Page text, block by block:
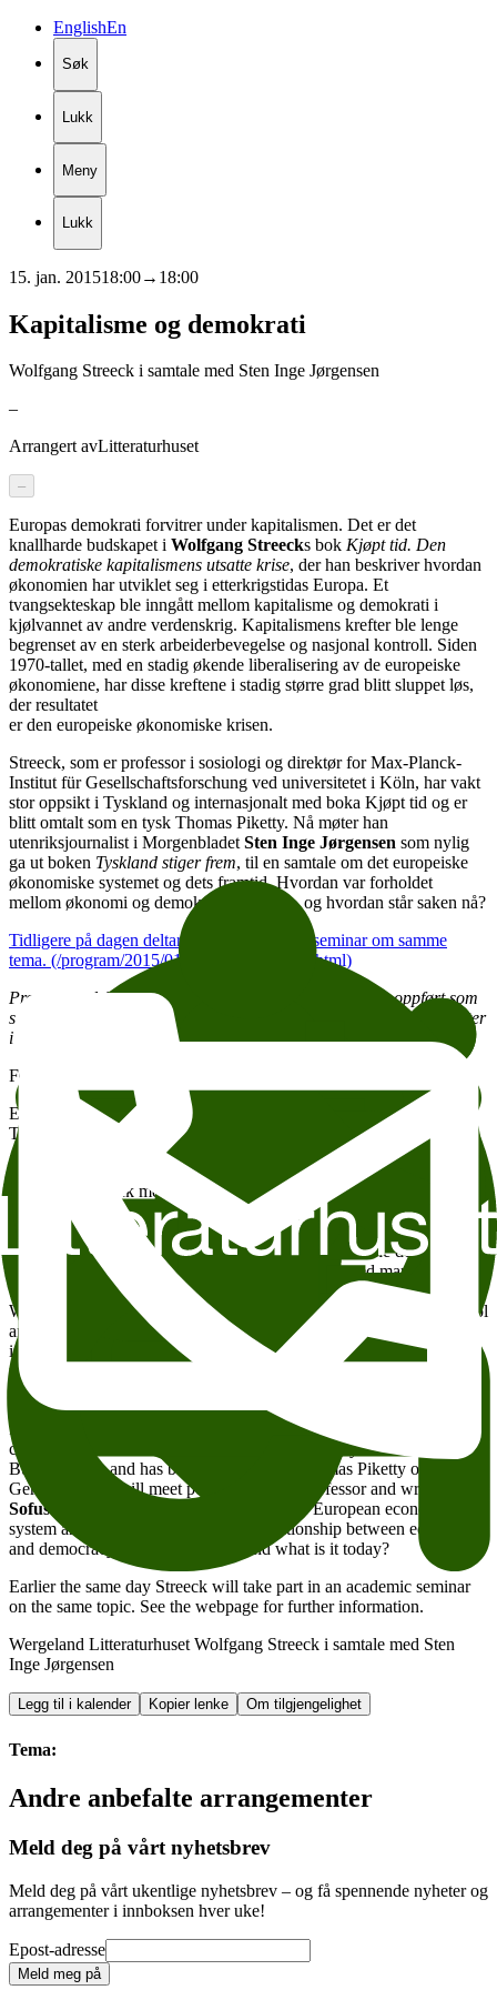
EnglishEn
Søk
Lukk
Meny
Lukk
15. jan. 201518:00→ 18:00
Kapitalisme og demokrati
Wolfgang Streeck i samtale med Sten Inge Jørgensen
–
Arrangert avLitteraturhuset
–
Europas demokrati forvitrer under kapitalismen. Det er det
knallharde budskapet i Wolfgang Streecks bok Kjøpt tid. Den
demokratiske kapitalismens utsatte krise, der han beskriver hvordan
økonomien har utviklet seg i etterkrigstidas Europa. Et
tvangsekteskap ble inngått mellom kapitalisme og demokrati i
kjølvannet av andre verdenskrig. Kapitalismens krefter ble lenge
begrenset av en sterk arbeiderbevegelse og nasjonal kontroll. Siden
1970-tallet, med en stadig økende liberalisering av de europeiske
økonomiene, har disse kreftene i stadig større grad blitt sluppet løs,
der resultatet
er den europeiske økonomiske krisen.
Streeck, som er professor i sosiologi og direktør for Max-Planck-
Institut für Gesellschaftsforschung ved universitetet i Köln, har vakt
stor oppsikt i Tyskland og internasjonalt med boka Kjøpt tid og er
blitt omtalt som en tysk Thomas Piketty. Nå møter han
utenriksjournalist i MorgenbladetSten Inge Jørgensen som nylig
ga ut boken Tyskland stiger frem, til en samtale om det europeiske
økonomiske systemet og dets framtid. Hvordan var forholdet
mellom økonomi og demokrati før krisen, og hvordan står saken nå?
Tidligere på dagen deltar Streeck i et faglig seminar om samme
tema. (/program/2015/01/consolidationstate.html)
Programendring 12.01.15: Bent Sofus Tranøy som sto oppført som
samtaleleder i programmet måtte dessverre avlyse, og Streeck møter
i stedet Sten Inge Jørgensen til samtale.
FOTO: Declan Browne, Irland
ENGLISH VERSION
Thursday January 15th 6 PM • Wergeland
Capitalism and Democracy
Wolfgang Streeck meets Bent Sofus Tranøy
Europe’s democracies are crumbling under capitalism. That is the
powerful message in
Wolfgang Streeck’s book
Buying Time: The
Delayed Crisis of Democratic Capitalism , in which he describes the
economic development in post-war Europe: a forced marriage
between capitalism and democracy in the aftermath of the Second
World War. The forces of capitalism was long stalled by state control
and a strong labour movement. Since the 1970s, however,
increasing neoliberal transformation of the European economies has
unleashed these forces, with the European crisis as a result.
Streeck, a professor of sociology and Director of the Max Planck
Institute for the Study of Societies at the University of Cologne, has
caused a stir in Germany as well as internationally with his book
Buying Time, and has been dubbed the «Thomas Piketty of
Germany». He will meet political science professor and writer
Sofus Tranøy
for a conversation about the European economic
system and its future. What was the relationship between economy
and democracy prior to the crisis, and what is it today?
Earlier the same day Streeck will take part in an academic seminar
on the same topic. See the webpage for further information.
Wergeland Litteraturhuset Wolfgang Streeck i samtale med Sten
Inge Jørgensen
Legg til i kalender Kopier lenke Om tilgjengelighet
Tema:
Andre anbefalte arrangementer
Meld deg på vårt nyhetsbrev
Meld deg på vårt ukentlige nyhetsbrev – og få spennende nyheter og
arrangementer i innboksen hver uke!
Epost-adresse
Meld meg på